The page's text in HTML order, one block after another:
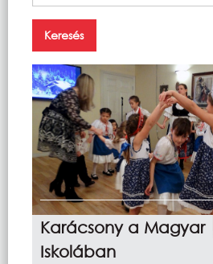
Karácsony a Magyar
Iskolában